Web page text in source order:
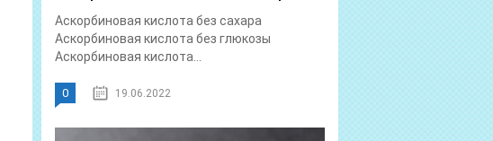
Аскорбиновая кислота без сахара
Аскорбиновая кислота без глюкозы
Аскорбиновая кислота...
0 19.06.2022